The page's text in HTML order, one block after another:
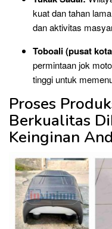
kuat dan tahan
dan aktivitas
Toboali (pusat
permintaan jok
tinggi untuk
Proses
Berkualitas
Keinginan